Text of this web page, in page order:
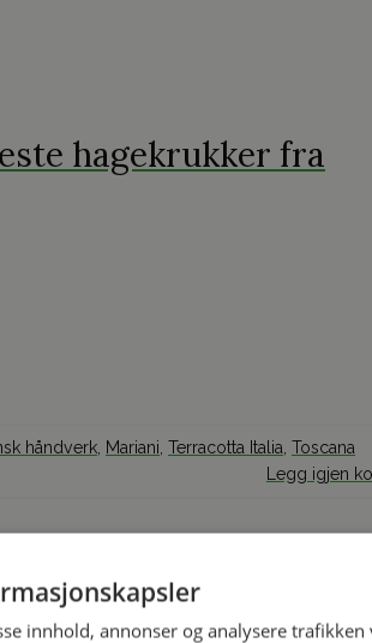
hagekrukker fra
håndverk Mariani Terracotta Italia Toscana
Legg igjen
innhold, annonser og analysere trafikken